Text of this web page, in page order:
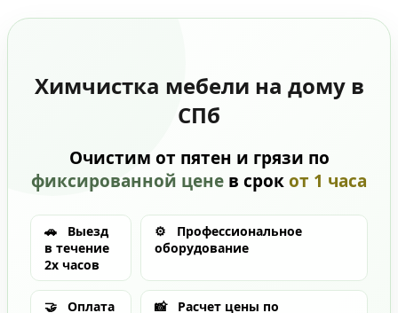
Химчистка мебели на дому в
СПб
Очистим от пятен и грязи по
фиксированной цене в срокот 1 часа
🚗
Выезд
в течение
2х часов
⚙️
Профессиональное
оборудование
🤝
Оплата
📸
Расчет цены по